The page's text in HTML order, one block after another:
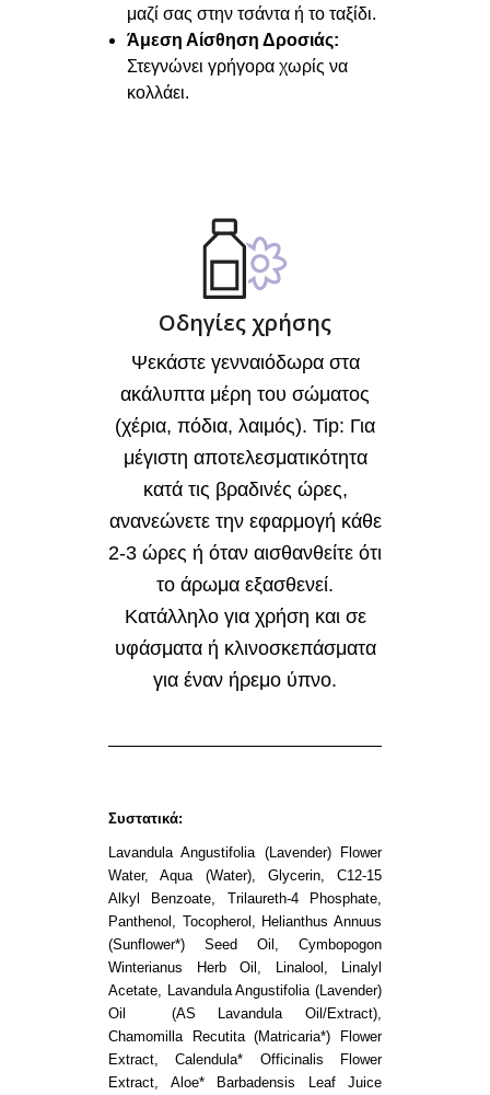
μαζί σας στην τσάντα ή το ταξίδι.
Άμεση Αίσθηση Δροσιάς:
Στεγνώνει γρήγορα χωρίς να
κολλάει.
Οδηγίες χρήσης
Ψεκάστε γενναιόδωρα στα
ακάλυπτα μέρη του σώματος
(χέρια, πόδια, λαιμός). Tip: Για
μέγιστη αποτελεσματικότητα
κατά τις βραδινές ώρες,
ανανεώνετε την εφαρμογή κάθε
2-3 ώρες ή όταν αισθανθείτε ότι
το άρωμα εξασθενεί.
Κατάλληλο για χρήση και σε
υφάσματα ή κλινοσκεπάσματα
για έναν ήρεμο ύπνο.
Συστατικά:
Lavandula Angustifolia (Lavender) Flower
Water, Aqua (Water), Glycerin, C12-15
Alkyl Benzoate, Trilaureth-4 Phosphate,
Panthenol, Tocopherol, Helianthus Annuus
(Sunflower*) Seed Oil, Cymbopogon
Winterianus Herb Oil, Linalool, Linalyl
Acetate, Lavandula Angustifolia (Lavender)
Oil
(AS Lavandula Oil/Extract),
Chamomilla Recutita (Matricaria*) Flower
Extract, Calendula* Officinalis Flower
Extract, Aloe* Barbadensis Leaf Juice